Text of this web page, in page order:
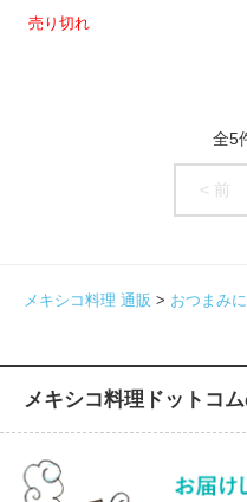
売り切れ
全5
< 前
メキシコ料理 通販 > おつまみ
メキシコ料理ドットコ